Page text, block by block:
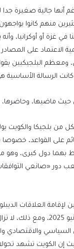
منهم كانوا
غزة أو أوكرانيا،
الاعتماد على
ومعظم البلجيكيين
الرسالة الأساسية
حيث ماضيها، وحاضرها،
من بلجيكا والكويت
على القواعد، خصوصا
دول كبرى، وهو
دور «صانعي
الستين لإقامة
المشاورات السياسية بين
والاقتصادي
الاقتصادية التي زارت الكويت في أبريل